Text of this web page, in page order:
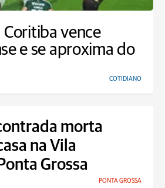
Coritiba vence
e se aproxima do
COTIDIANO
morta
na Vila
Grossa
PONTA GROSSA